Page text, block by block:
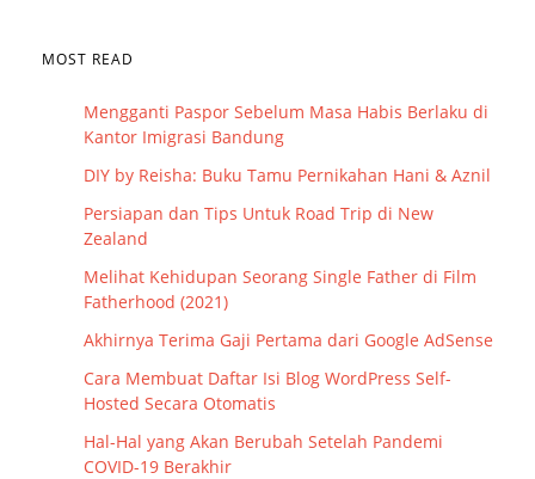
MOST READ
Mengganti Paspor Sebelum Masa Habis Berlaku di
Kantor Imigrasi Bandung
DIY by Reisha: Buku Tamu Pernikahan Hani & Aznil
Persiapan dan Tips Untuk Road Trip di New
Zealand
Melihat Kehidupan Seorang Single Father di Film
Fatherhood (2021)
Akhirnya Terima Gaji Pertama dari Google AdSense
Cara Membuat Daftar Isi Blog WordPress Self-
Hosted Secara Otomatis
Hal-Hal yang Akan Berubah Setelah Pandemi
COVID-19 Berakhir